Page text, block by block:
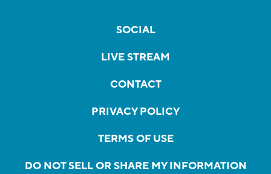
SOCIAL
LIVE STREAM
CONTACT
PRIVACY POLICY
TERMS OF USE
DO NOT SELL OR SHARE MY INFORMATION